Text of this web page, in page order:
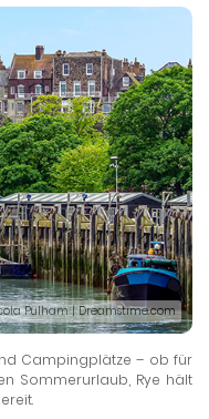
Pulham | Dreamstime.com
Campingplätze – ob für
Sommerurlaub, Rye hält